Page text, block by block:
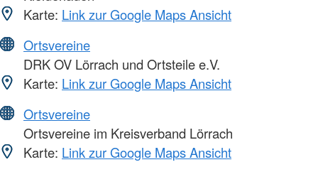
Karte: Link zur Google Maps Ansicht
Ortsvereine
DRK OV Lörrach und Ortsteile e.V.
Karte: Link zur Google Maps Ansicht
Ortsvereine
Ortsvereine im Kreisverband Lörrach
Karte: Link zur Google Maps Ansicht